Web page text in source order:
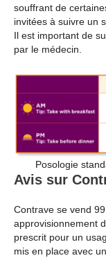
souffrant de
invitées à suivre un
Il est important de
par le médecin.
Posologie
Avis sur
Contrave se vend
approvisionnement
prescrit pour un
mis en place avec